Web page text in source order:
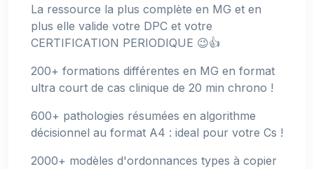
La ressource la plus complète en MG et en
plus elle valide votre DPC et votre
CERTIFICATION PERIODIQUE 😉👍
200+ formations différentes en MG en format
ultra court de cas clinique de 20 min chrono !
600+ pathologies résumées en algorithme
décisionnel au format A4 : ideal pour votre Cs !
2000+ modèles d'ordonnances types à copier